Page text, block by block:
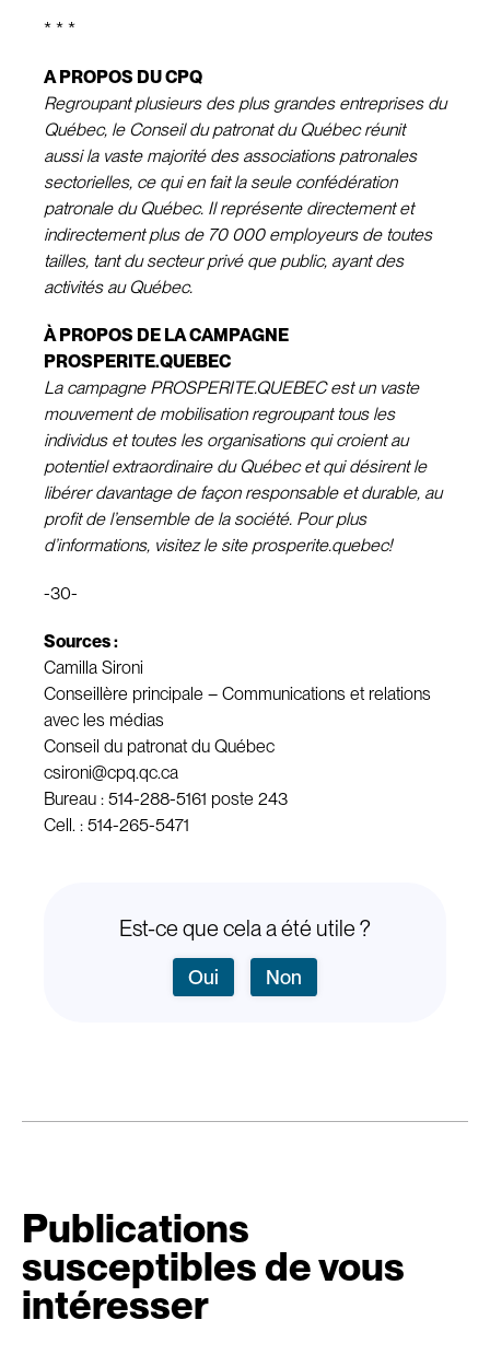
* * *
A PROPOS DU CPQ
Regroupant plusieurs des plus grandes entreprises du
Québec, le Conseil du patronat du Québec réunit
aussi la vaste majorité des associations patronales
sectorielles, ce qui en fait la seule confédération
patronale du Québec. Il représente directement et
indirectement plus de 70 000 employeurs de toutes
tailles, tant du secteur privé que public, ayant des
activités au Québec.
À PROPOS DE LA CAMPAGNE
PROSPERITE.QUEBEC
La campagne PROSPERITE.QUEBEC est un vaste
mouvement de mobilisation regroupant tous les
individus et toutes les organisations qui croient au
potentiel extraordinaire du Québec et qui désirent le
libérer davantage de façon responsable et durable, au
profit de l’ensemble de la société. Pour plus
d’informations, visitez le site prosperite.quebec!
-30-
Sources :
Camilla Sironi
Conseillère principale – Communications et relations
avec les médias
Conseil du patronat du Québec
csironi@cpq.qc.ca
Bureau : 514-288-5161 poste 243
Cell. : 514-265-5471
Est-ce que cela a été utile ?
Oui Non
Publications
susceptibles de vous
intéresser